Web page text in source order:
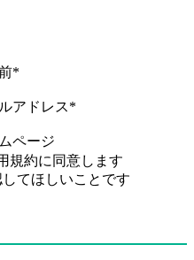
*
アドレス*
ページ
規約に同意します
てほしいことです